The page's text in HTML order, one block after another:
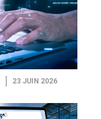
23 JUIN 2026